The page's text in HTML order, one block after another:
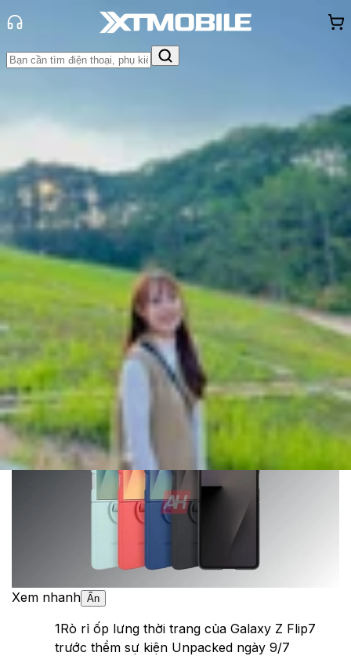
Tin MớiĐánh Giá - Trên TaySo Sánh Tư vấn Khuyến
mãi
Thủ thuậtHỏi đápApp - Game Thông báoKhách
hàng - Sự kiện
Rò rỉ hình ảnh ốp lưng thời trang
Galaxy Z Flip7 trước sự kiện
Unpacked
Thùy Nguyễn
Ngày đăng:
04/07/2025
Cập nhật:
24/05/2026
Theo dõi XTMobile trên
Xem nhanh Ẩn
1Rò rỉ ốp lưng thời trang của Galaxy Z Flip7
trước thềm sự kiện Unpacked ngày 9/7